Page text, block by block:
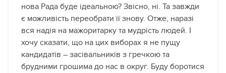
нова Рада буде ідеальною? Звісно, ні. Та завжди
є можливість переобрати її знову. Отже, наразі
вся надія на мажоритарку та мудрість людей. І
хочу сказати, що на цих виборах я не пущу
кандидатів – засівальників з гречкою та
брудними грошима до нас в округ. Буду боротися